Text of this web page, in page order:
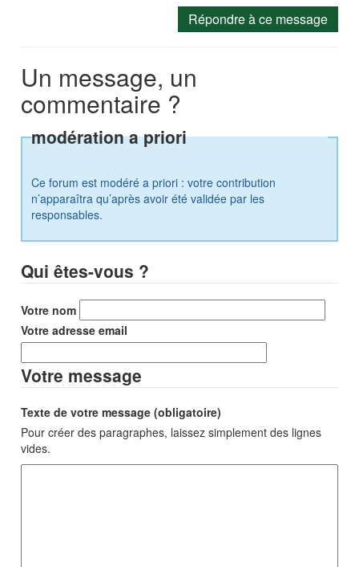
Répondre à ce message
Un message, un
commentaire ?
modération a priori
Ce forum est modéré a priori : votre contribution
n’apparaîtra qu’après avoir été validée par les
responsables.
Qui êtes-vous ?
Votre nom
Votre adresse email
Votre message
Texte de votre message (obligatoire)
Pour créer des paragraphes, laissez simplement des lignes
vides.